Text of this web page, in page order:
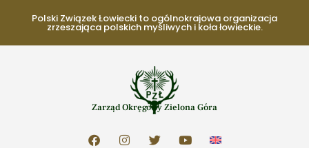
Polski Związek Łowiecki to ogólnokrajowa organizacja
zrzeszająca polskich myśliwych i koła łowieckie.
Zarząd Okręgowy Zielona Góra